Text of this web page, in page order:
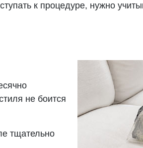
к процедуре, нужно
не боится
тщательно